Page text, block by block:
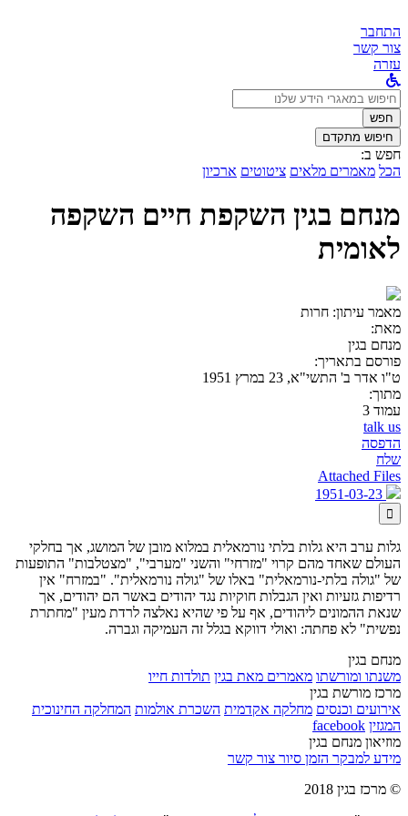
התחבר
צור קשר
עזרה
לחפש
ב:חפש
חיפוש מתקדם
חפש ב:
הכל מאמרים מלאים ציטוטים ארכיון
מנחם בגין השקפת חיים השקפה
לאומית
מאמר עיתון: חרות
מאת:
מנחם בגין
פורסם בתאריך:
ט"ו אדר ב' התשי"א, 23 במרץ 1951
מתוך:
עמוד 3
talk us
הדפסה
שלח
Attached Files

גלות ערב היא גלות בלתי נורמאלית במלוא מובן של המושג, אך בחלקי
העולם שאחד מהם קרוי "מזרחי" והשני "מערבי", "מצטלבות" התופעות
של "גולה בלתי-נורמאלית" באלו של "גולה נורמאלית". "במזרח" אין
רדיפות גזעיות ואין הגבלות חוקיות נגד יהודים באשר הם יהודים, אך
שנאת ההמונים ליהודים, אף על פי שהיא נאלצה לרדת מעין "מחתרת
נפשית" לא פחתה: ואולי דווקא בגלל זה העמיקה וגברה.
מנחם בגין
משנתו ומורשתו מאמרים מאת בגין תולדות חייו
מרכז מורשת בגין
אירועים וכנסים מחלקה אקדמית השכרת אולמות המחלקה החינוכית
המגזין facebook
מוזיאון מנחם בגין
מידע למבקר הזמן סיור צור קשר
© מרכז בגין 2018